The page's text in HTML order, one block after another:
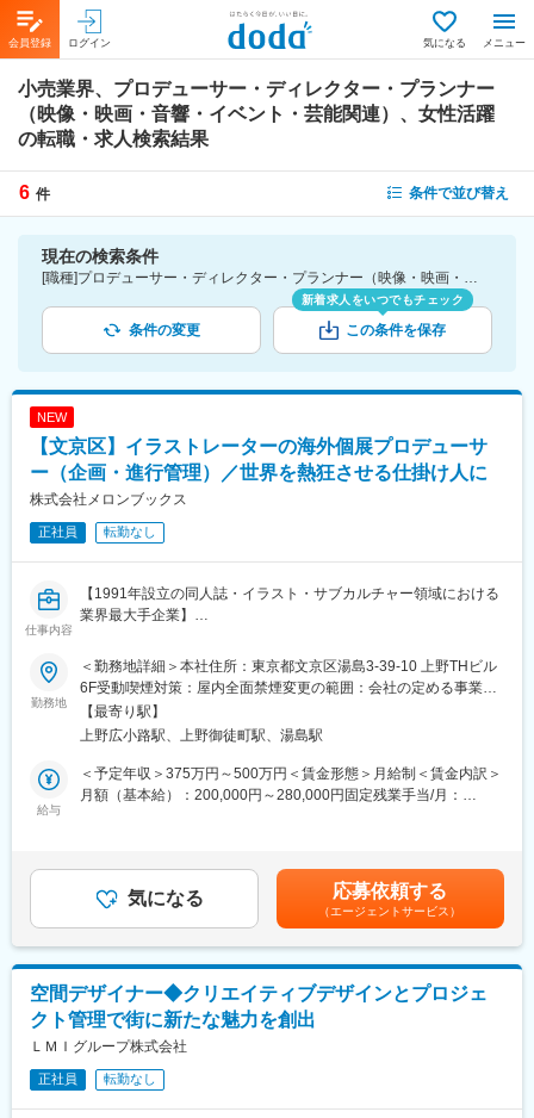
会員登録 ログイン 気になる メニュー
小売業界、プロデューサー・ディレクター・プランナー
（映像・映画・音響・イベント・芸能関連）、女性活躍
の転職・求人検索結果
6 件 条件で並び替え
現在の検索条件
[職種]プロデューサー・ディレクター・プランナー（映像・映画・音響・イベント・芸能関連）-映像・映画・音響・イベント・芸能関連 [業種]小売業界 [詳細条件](会社・職場の環境)女性活躍
条件の変更
新着求人をいつでもチェック
この条件を保存
NEW
【文京区】イラストレーターの海外個展プロデューサ
ー（企画・進行管理）／世界を熱狂させる仕掛け人に
株式会社メロンブックス
正社員 転勤なし
仕事内容
【1991年設立の同人誌・イラスト・サブカルチャー領域における
業界最大手企業】
【仕事内容】
日本のクリエイティブを世界へ。
自社ブランドおよび提携作家の海外個展、ならびに限定アートグ
ッズの企画・進行管理をお任せします。
■作家へのコンセプト提案・依頼
海外の市場性やファンの傾向を分析し、作家へ展示テーマの提案
ローバル展開の立案・提案。
■制作進行・管理
社内デザイナーや現地の設営・制作会社と連携。複製原画の製
■開催・販売
現地会場およびECサイトを通じたグローバル販売。企画立ち上げ
から開催まで、1～6ヶ月（大規模プロジェクトは最大1年）の工
程を担当します。
■プロジェクト管理
常時3～8件の企画を並行して進行。スケジュール管理やクオリテ
ィの最終チェックを行います。
勤務地
＜勤務地詳細＞本社住所：東京都文京区湯島3-39-10 上野THビル
6F受動喫煙対策：屋内全面禁煙変更の範囲：会社の定める事業所
（リモートワーク含む）
【最寄り駅】
上野広小路駅、上野御徒町駅、湯島駅
給与
＜予定年収＞375万円～500万円＜賃金形態＞月給制＜賃金内訳＞
月額（基本給）：200,000円～280,000円固定残業手当/月：
じて加給優遇いたします。◇昇給 年2回（6・12月）※評価制度あ
り◇賞与 年2回（6月・12月／昨年度実績：3ヶ月分）賃金はあく
までも目安の金額であり、選考を通じて上下する可能性がありま
す。月給(月額)は固定手当を含めた表記です。
気になる 応募依頼する
（エージェントサービス）
空間デザイナー◆クリエイティブデザインとプロジェ
クト管理で街に新たな魅力を創出
ＬＭＩグループ株式会社
正社員 転勤なし